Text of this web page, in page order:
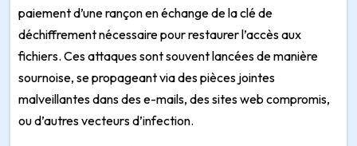
paiement d’une rançon en échange de la clé de
déchiffrement nécessaire pour restaurer l’accès aux
fichiers. Ces attaques sont souvent lancées de manière
sournoise, se propageant via des pièces jointes
malveillantes dans des e-mails, des sites web compromis,
ou d’autres vecteurs d’infection.